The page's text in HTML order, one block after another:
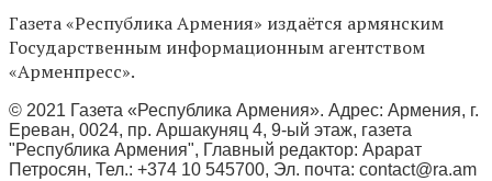
Газета «Республика Армения» издаётся армянским
Государственным информационным агентством
«Арменпресс».
© 2021 Газета «Республика Армения». Адрес: Армения, г.
Ереван, 0024, пр. Аршакуняц 4, 9-ый этаж, газета
"Республика Армения", Главный редактор: Арарат
Петросян, Тел.: +374 10 545700, Эл. почта: contact@ra.am